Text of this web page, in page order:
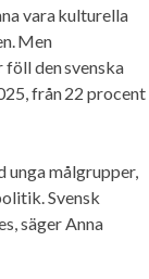
vara kulturella
Men
den svenska
från 22 procent
unga målgrupper,
Svensk
säger Anna